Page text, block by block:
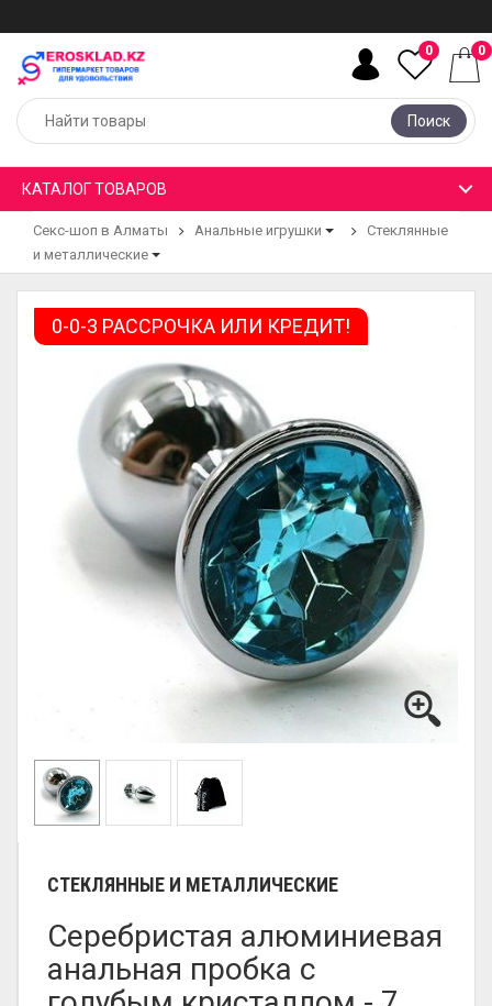
Поиск
0 0
КАТАЛОГ ТОВАРОВ
Секс-шоп в Алматы Анальные игрушки
Стеклянные
и металлические
0-0-3 РАССРОЧКА ИЛИ КРЕДИТ!
СТЕКЛЯННЫЕ И МЕТАЛЛИЧЕСКИЕ
Серебристая алюминиевая
анальная пробка с